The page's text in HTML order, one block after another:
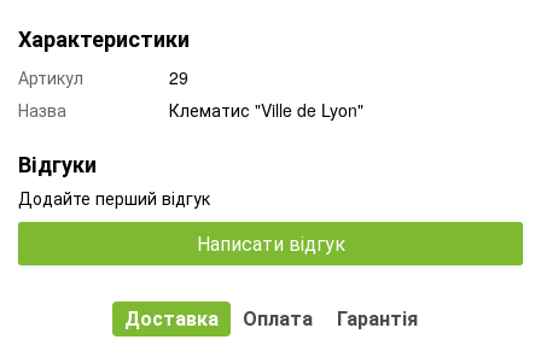
Характеристики
Артикул
29
Назва
Клематис "Ville de Lyon"
Відгуки
Додайте перший відгук
Написати відгук
Доставка Оплата Гарантія